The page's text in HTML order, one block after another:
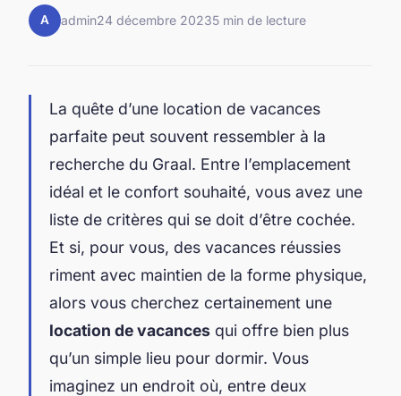
A admin24 décembre 20235 min de lecture
La quête d’une location de vacances
parfaite peut souvent ressembler à la
recherche du Graal. Entre l’emplacement
idéal et le confort souhaité, vous avez une
liste de critères qui se doit d’être cochée.
Et si, pour vous, des vacances réussies
riment avec maintien de la forme physique,
alors vous cherchez certainement une
location de vacances qui offre bien plus
qu’un simple lieu pour dormir. Vous
imaginez un endroit où, entre deux